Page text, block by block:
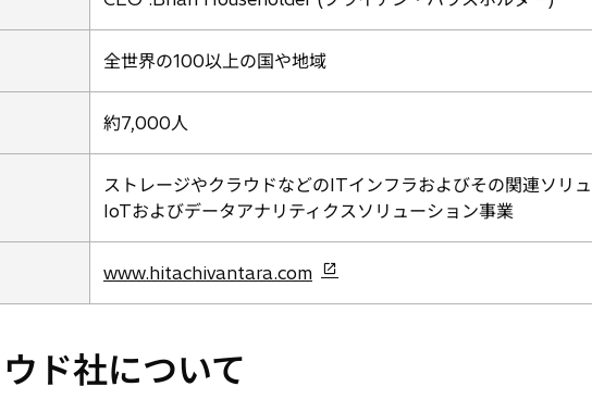
全世界の100以上の国や地域
約7,000人
ストレージやクラウドなどのITインフラおよびその関連ソリュ
IoTおよびデータアナリティクスソリューション事業
www.hitachivantara.com
新
し
タ
ブ
ド社について